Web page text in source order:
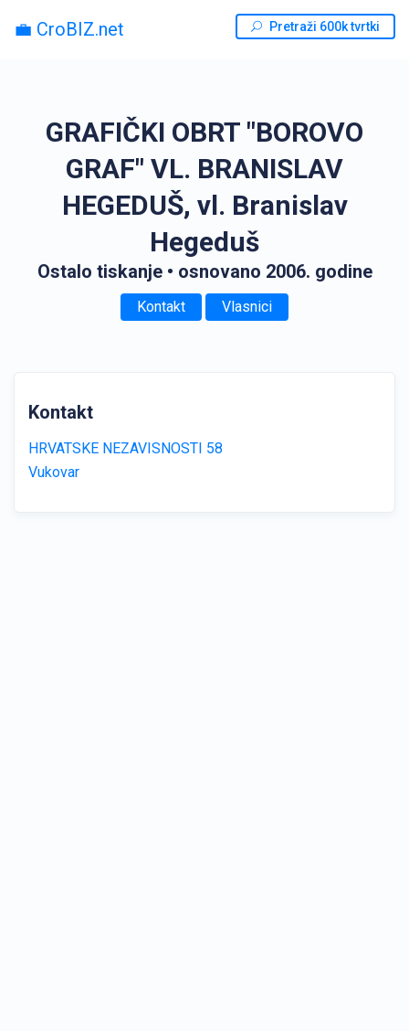
💼 CroBIZ.net Pretraži 600k tvrtki
GRAFIČKI OBRT "BOROVO
GRAF" VL. BRANISLAV
HEGEDUŠ, vl. Branislav
Hegeduš
Ostalo tiskanje • osnovano 2006. godine
Kontakt Vlasnici
Kontakt
HRVATSKE NEZAVISNOSTI 58
Vukovar